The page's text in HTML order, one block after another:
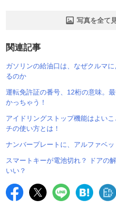
写真を全て
関連記事
ガソリンの給油口は、なぜクルマ
るのか
運転免許証の番号、12桁の意味。
かっちゃう！
アイドリングストップ機能はよい
チの使い方とは！
ナンバープレートに、アルファベ
スマートキーが電池切れ？ ドアの
いい？